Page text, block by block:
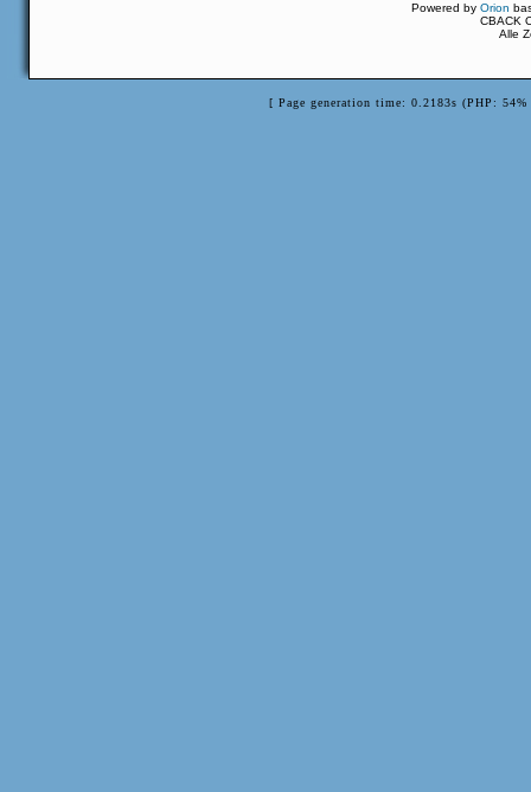
Powered byOrion
CBACK
Alle
[ Page generation time: 0.2183s (PHP: